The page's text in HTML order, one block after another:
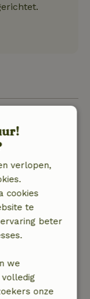
van
meer dan 28
met aanvang
binnen 24
heb je
het
verlopen,
cookies
te
beter
we
onze